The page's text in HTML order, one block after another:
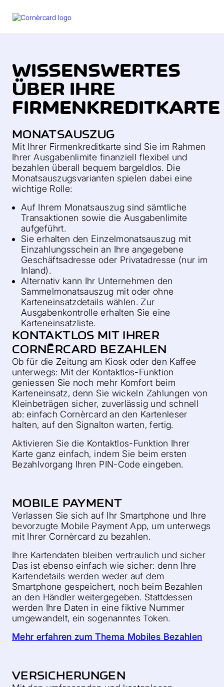
WISSENSWERTES
ÜBER IHRE
FIRMENKREDITKARTE
MONATSAUSZUG
Mit Ihrer Firmenkreditkarte sind Sie im Rahmen
Ihrer Ausgabenlimite finanziell flexibel und
bezahlen überall bequem bargeldlos. Die
Monatsauszugsvarianten spielen dabei eine
wichtige Rolle:
Auf Ihrem Monatsauszug sind sämtliche
Transaktionen sowie die Ausgabenlimite
aufgeführt.
Sie erhalten den Einzelmonatsauszug mit
Einzahlungsschein an Ihre angegebene
Geschäftsadresse oder Privatadresse (nur im
Inland).
Alternativ kann Ihr Unternehmen den
Sammelmonatsauszug mit oder ohne
Karteneinsatzdetails wählen. Zur
Ausgabenkontrolle erhalten Sie eine
Karteneinsatzliste.
KONTAKTLOS MIT IHRER
CORNÈRCARD BEZAHLEN
Ob für die Zeitung am Kiosk oder den Kaffee
unterwegs: Mit der Kontaktlos-Funktion
geniessen Sie noch mehr Komfort beim
Karteneinsatz, denn Sie wickeln Zahlungen von
Kleinbeträgen sicher, zuverlässig und schnell
ab: einfach Cornèrcard an den Kartenleser
halten, auf den Signalton warten, fertig.
Aktivieren Sie die Kontaktlos-Funktion Ihrer
Karte ganz einfach, indem Sie beim ersten
Bezahlvorgang Ihren PIN-Code eingeben.
MOBILE PAYMENT
Verlassen Sie sich auf Ihr Smartphone und Ihre
bevorzugte Mobile Payment App, um unterwegs
mit Ihrer Cornèrcard zu bezahlen.
Ihre Kartendaten bleiben vertraulich und sicher
Das ist ebenso einfach wie sicher: denn Ihre
Kartendetails werden weder auf dem
Smartphone gespeichert, noch beim Bezahlen
an den Händler weitergegeben. Stattdessen
werden Ihre Daten in eine fiktive Nummer
umgewandelt, ein sogenanntes Token.
Mehr erfahren zum Thema Mobiles Bezahlen
VERSICHERUNGEN